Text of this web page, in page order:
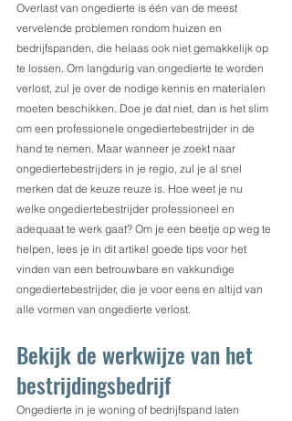
Overlast van ongedierte is één van de meest
vervelende problemen rondom huizen en
bedrijfspanden, die helaas ook niet gemakkelijk op
te lossen. Om langdurig van ongedierte te worden
verlost, zul je over de nodige kennis en materialen
moeten beschikken. Doe je dat niet, dan is het slim
om een professionele ongediertebestrijder in de
hand te nemen. Maar wanneer je zoekt naar
ongediertebestrijders in je regio, zul je al snel
merken dat de keuze reuze is. Hoe weet je nu
welke ongediertebestrijder professioneel en
adequaat te werk gaat? Om je een beetje op weg te
helpen, lees je in dit artikel goede tips voor het
vinden van een betrouwbare en vakkundige
ongediertebestrijder, die je voor eens en altijd van
alle vormen van ongedierte verlost.
Bekijk de werkwijze van het
bestrijdingsbedrijf
Ongedierte in je woning of bedrijfspand laten